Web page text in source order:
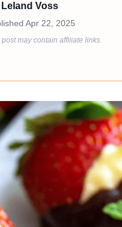
Leland Voss
Apr 22, 2025
post may contain affiliate links.